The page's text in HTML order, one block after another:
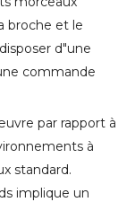
broche et le
d"une
commande
par rapport à
à
standard.
implique un